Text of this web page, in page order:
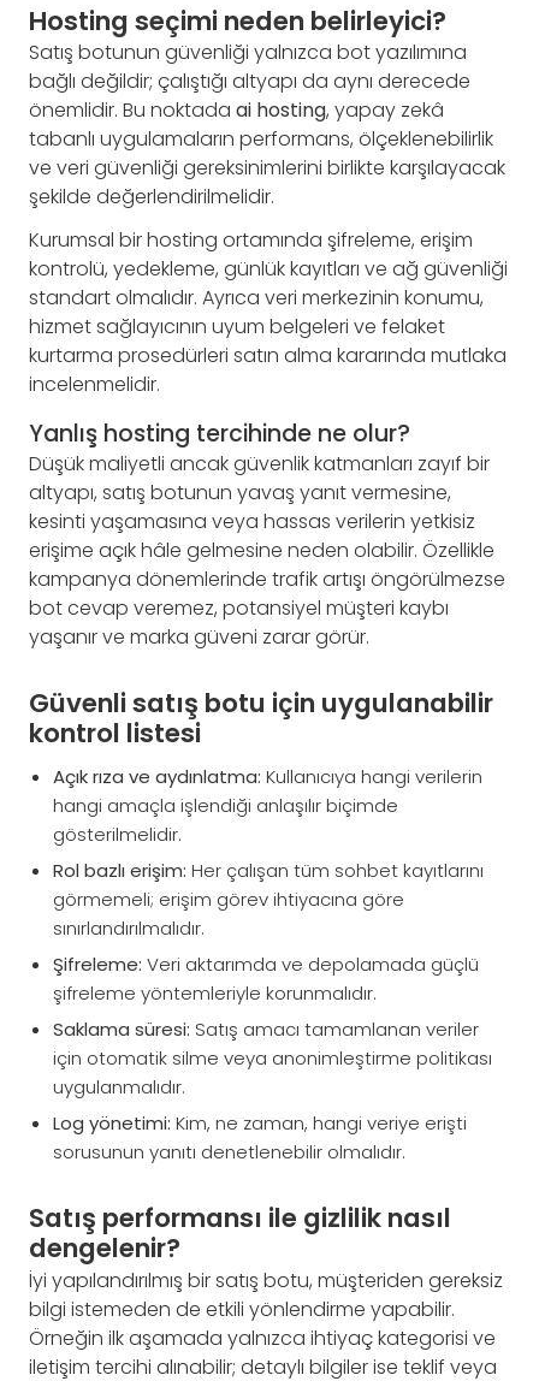
Hosting seçimi neden belirleyici?
Satış botunun güvenliği yalnızca bot yazılımına
bağlı değildir; çalıştığı altyapı da aynı derecede
önemlidir. Bu noktada ai hosting, yapay zekâ
tabanlı uygulamaların performans, ölçeklenebilirlik
ve veri güvenliği gereksinimlerini birlikte karşılayacak
şekilde değerlendirilmelidir.
Kurumsal bir hosting ortamında şifreleme, erişim
kontrolü, yedekleme, günlük kayıtları ve ağ güvenliği
standart olmalıdır. Ayrıca veri merkezinin konumu,
hizmet sağlayıcının uyum belgeleri ve felaket
kurtarma prosedürleri satın alma kararında mutlaka
incelenmelidir.
Yanlış hosting tercihinde ne olur?
Düşük maliyetli ancak güvenlik katmanları zayıf bir
altyapı, satış botunun yavaş yanıt vermesine,
kesinti yaşamasına veya hassas verilerin yetkisiz
erişime açık hâle gelmesine neden olabilir. Özellikle
kampanya dönemlerinde trafik artışı öngörülmezse
bot cevap veremez, potansiyel müşteri kaybı
yaşanır ve marka güveni zarar görür.
Güvenli satış botu için uygulanabilir
kontrol listesi
Açık rıza ve aydınlatma: Kullanıcıya hangi verilerin
hangi amaçla işlendiği anlaşılır biçimde
gösterilmelidir.
Rol bazlı erişim: Her çalışan tüm sohbet kayıtlarını
görmemeli; erişim görev ihtiyacına göre
sınırlandırılmalıdır.
Şifreleme: Veri aktarımda ve depolamada güçlü
şifreleme yöntemleriyle korunmalıdır.
Saklama süresi: Satış amacı tamamlanan veriler
için otomatik silme veya anonimleştirme politikası
uygulanmalıdır.
Log yönetimi: Kim, ne zaman, hangi veriye erişti
sorusunun yanıtı denetlenebilir olmalıdır.
Satış performansı ile gizlilik nasıl
dengelenir?
İyi yapılandırılmış bir satış botu, müşteriden gereksiz
bilgi istemeden de etkili yönlendirme yapabilir.
Örneğin ilk aşamada yalnızca ihtiyaç kategorisi ve
iletişim tercihi alınabilir; detaylı bilgiler ise teklif veya